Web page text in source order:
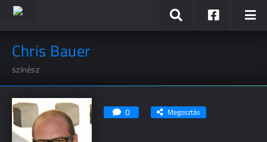
Chris Bauer
színész
0 Megosztás